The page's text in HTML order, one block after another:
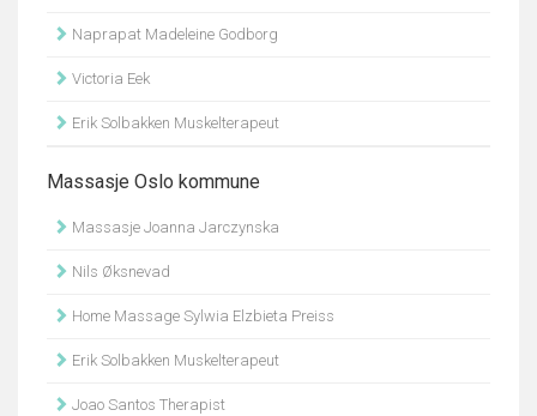
Naprapat Madeleine Godborg
Victoria Eek
Erik Solbakken Muskelterapeut
Massasje Oslo kommune
Massasje Joanna Jarczynska
Nils Øksnevad
Home Massage Sylwia Elzbieta Preiss
Erik Solbakken Muskelterapeut
Joao Santos Therapist